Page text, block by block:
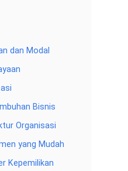
dan Modal
Bisnis
Organisasi
yang Mudah
Kepemilikan